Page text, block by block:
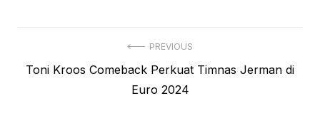
navigation
PREVIOUS
Previous
Toni Kroos Comeback Perkuat Timnas Jerman di
Euro 2024